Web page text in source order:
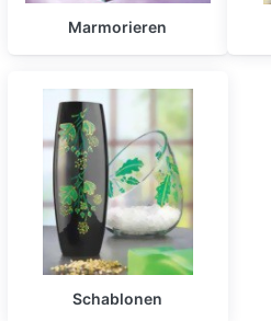
Marmorieren
Schablonen